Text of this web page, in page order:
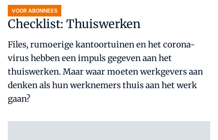
VOOR ABONNEES
Checklist: Thuiswerken
Files, rumoerige kantoortuinen en het corona-
virus hebben een impuls gegeven aan het
thuiswerken. Maar waar moeten werkgevers aan
denken als hun werknemers thuis aan het werk
gaan?